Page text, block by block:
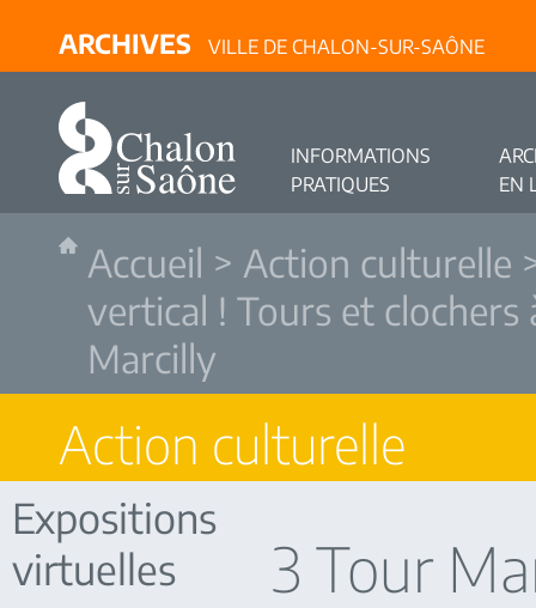
ARCHIVES VILLE DE CHALON-SUR-SAÔNE
INFORMATIONS
PRATIQUES
EN
Accueil > Action culturelle
vertical ! Tours et
Marcilly
Action culturelle
Expositions
virtuelles
3 Tour